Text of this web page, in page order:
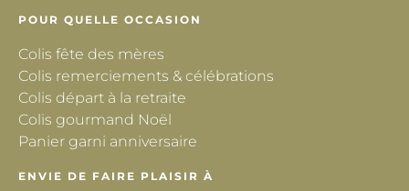
POUR QUELLE OCCASION
Colis fête des mères
Colis remerciements & célébrations
Colis départ à la retraite
Colis gourmand Noël
Panier garni anniversaire
ENVIE DE FAIRE PLAISIR À